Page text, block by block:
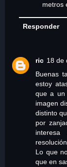
metros
Responder
ric 18 de
Buenas
estoy
que a un
imagen
distinto
por
Lo que
que en